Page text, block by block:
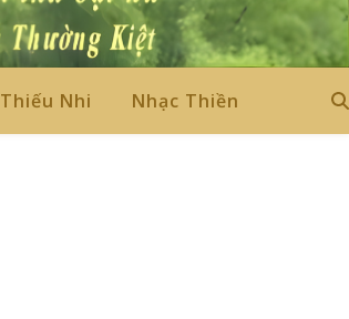
Thiếu Nhi Nhạc Thiền